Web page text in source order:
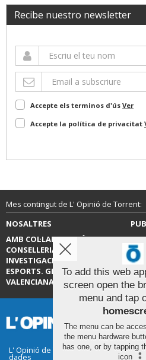
Recibe nuestro newsletter
Accepte els terminos d'ús Ver
Accepte la política de privacitat
Mes contingut de L' Opinió de Torrent:
NOSALTRES
AMB COL·LABORACIÓ DE LA
CONSELLERIA D’EDUCACIÓ,
INVESTIGACIÓ, CULTURA I
ESPORTS. GENERALITAT
VALENCIANA.
L' Opinió de Torrent |Termes d'ús|
dades
Aviso sobre el
Utilizamos cookies
funcionamiento
lista de cookies y
nuestra Política de
To add this web
screen open the
menu and tap
The menu can be
the menu hardware
has one, or by tapping
icon